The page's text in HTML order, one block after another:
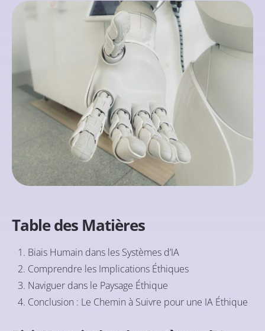
Table des Matières
Biais Humain dans les Systèmes d’IA
Comprendre les Implications Éthiques
Naviguer dans le Paysage Éthique
Conclusion : Le Chemin à Suivre pour une IA Éthique